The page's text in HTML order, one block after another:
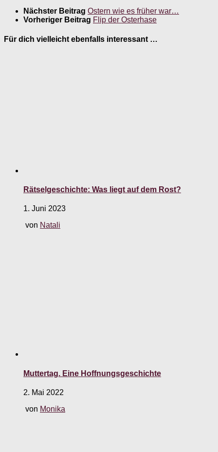
Nächster Beitrag Ostern wie es früher war…
Vorheriger Beitrag Flip der Osterhase
Für dich vielleicht ebenfalls interessant …
Rätselgeschichte: Was liegt auf dem Rost?
1. Juni 2023
von Natali
Muttertag. Eine Hoffnungsgeschichte
2. Mai 2022
von Monika